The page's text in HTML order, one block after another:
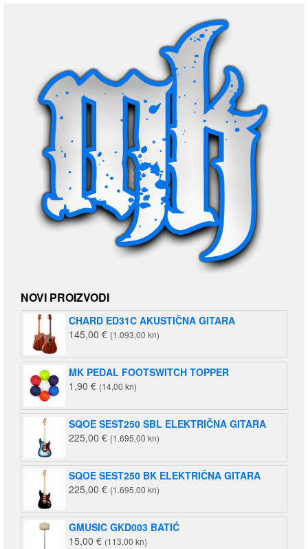
NOVI PROIZVODI
CHARD ED31C AKUSTIČNA GITARA
145,00 € (1.093,00 kn)
MK PEDAL FOOTSWITCH TOPPER
1,90 € (14,00 kn)
SQOE SEST250 SBL ELEKTRIČNA GITARA
225,00 € (1.695,00 kn)
SQOE SEST250 BK ELEKTRIČNA GITARA
225,00 € (1.695,00 kn)
GMUSIC GKD003 BATIĆ
15,00 € (113,00 kn)